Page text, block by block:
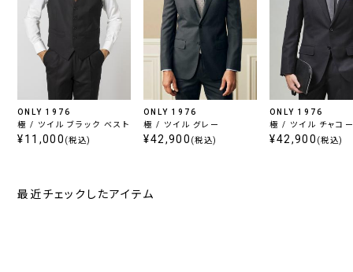
ONLY 1976
極 / ツイル ブラック ベスト
¥11,000 (税込)
ONLY 1976
極 / ツイル グレー
¥42,900 (税込)
ONLY 1976
極 / ツイル チャコ
¥42,900 (税込)
最近チェックしたアイテム